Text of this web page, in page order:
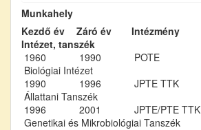
Munkahely
Kezdő év
Záró év
Intézmény
Intézet, tanszék
1960
1990
POTE
Biológiai Intézet
1990
1996
JPTE TTK
Állattani Tanszék
1996
2001
JPTE/PTE TTK
Genetikai és Mikrobiológiai Tanszék